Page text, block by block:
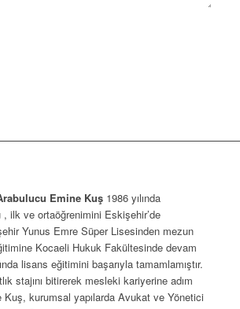
Emine Kuş 1986 yılında
, ilk ve ortaöğrenimini Eskişehir’de
Yunus Emre Süper Lisesinden mezun
Kocaeli Hukuk Fakültesinde devam
lisans eğitimini başarıyla tamamlamıştır.
stajını bitirerek mesleki kariyerine adım
kurumsal yapılarda Avukat ve Yönetici